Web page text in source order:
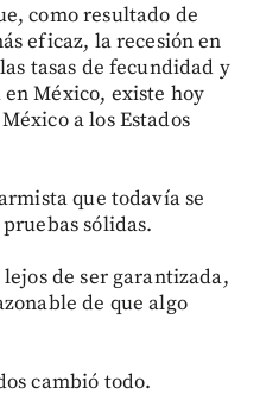
como resultado de
eficaz, la recesión en
tasas de fecundidad y
México, existe hoy
a los Estados
que todavía se
sólidas.
de ser garantizada,
de que algo
cambió todo.